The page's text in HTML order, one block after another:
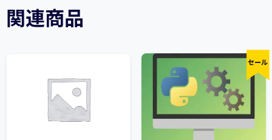
関連商品
セール